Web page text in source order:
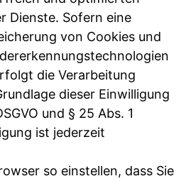
Dienste. Sofern eine
von Cookies und
die Verarbeitung
dieser Einwilligung
und § 25 Abs. 1
ist jederzeit
so einstellen, dass Sie